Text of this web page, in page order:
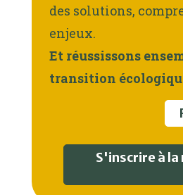
des solutions,
enjeux.
Et réussissons
transition
S'inscrire à